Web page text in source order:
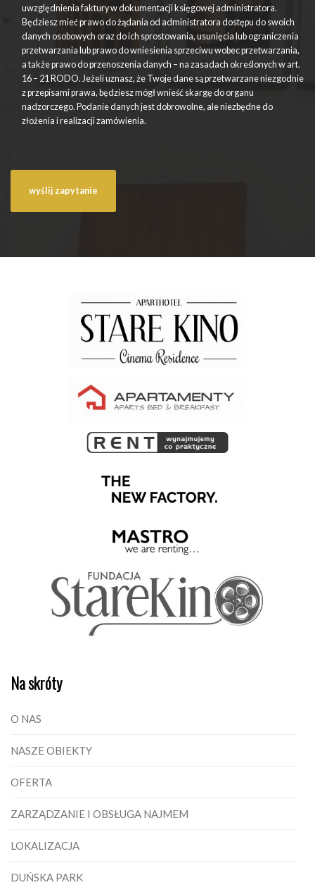
uwzględnienia faktury w dokumentacji księgowej administratora.
Będziesz mieć prawo do żądania od administratora dostępu do swoich
danych osobowych oraz do ich sprostowania, usunięcia lub ograniczenia
przetwarzania lub prawo do wniesienia sprzeciwu wobec przetwarzania,
a także prawo do przenoszenia danych – na zasadach określonych w art.
16 – 21 RODO. Jeżeli uznasz, że Twoje dane są przetwarzane niezgodnie
z przepisami prawa, będziesz mógł wnieść skargę do organu
nadzorczego. Podanie danych jest dobrowolne, ale niezbędne do
złożenia i realizacji zamówienia.
Na skróty
O NAS
NASZE OBIEKTY
OFERTA
ZARZĄDZANIE I OBSŁUGA NAJMEM
LOKALIZACJA
DUŃSKA PARK